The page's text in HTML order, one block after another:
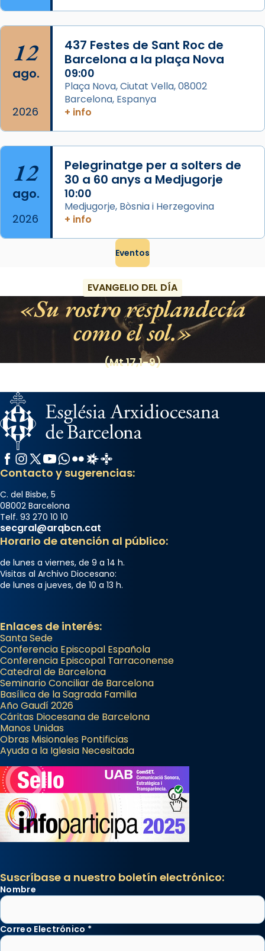
View on Facebook · Share
12
ago.
2026
437 Festes de Sant Roc de
Barcelona a la plaça Nova
09:00
Plaça Nova, Ciutat Vella, 08002
Barcelona, Espanya
+ info
12
ago.
2026
Pelegrinatge per a solters de
30 a 60 anys a Medjugorje
10:00
Medjugorje, Bòsnia i Herzegovina
+ info
Eventos
EVANGELIO DEL DÍA
Su rostro resplandecía
como el sol.
(Mt 17,1-9)
Facebook
Instagram
X / Twitter
YouTube
WhatsApp
FlickrRadio Estel
Catalunya Cristiana
Contacto y sugerencias:
C. del Bisbe, 5
08002 Barcelona
Telf. 93 270 10 10
secgral@arqbcn.cat
Horario de atención al público:
de lunes a viernes, de 9 a 14 h.
Visitas al Archivo Diocesano:
de lunes a jueves, de 10 a 13 h.
Enlaces de interés:
Santa Sede
Conferencia Episcopal Española
Conferencia Episcopal Tarraconense
Catedral de Barcelona
Seminario Conciliar de Barcelona
Basílica de la Sagrada Familia
Año Gaudí 2026
Cáritas Diocesana de Barcelona
Manos Unidas
Obras Misionales Pontificias
Ayuda a la Iglesia Necesitada
Suscríbase a nuestro boletín electrónico:
Nombre
Correo Electrónico *